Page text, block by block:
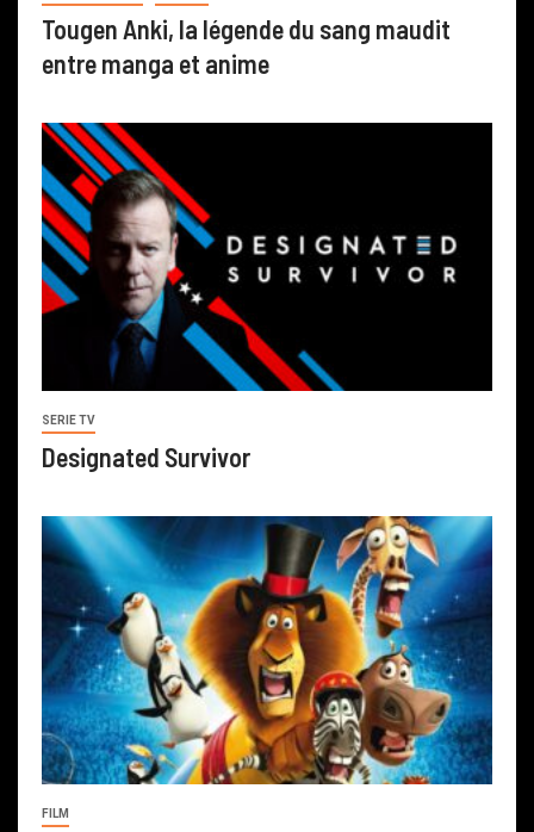
Tougen Anki, la légende du sang maudit
entre manga et anime
SERIE TV
Designated Survivor
FILM